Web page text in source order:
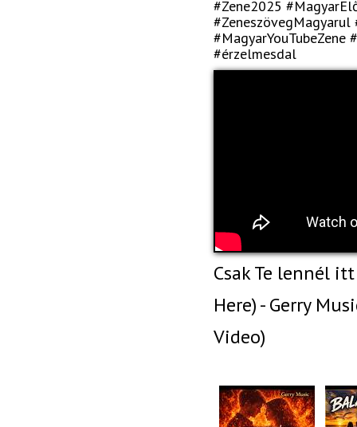
#Zene2025
#MagyarYouTubeZene
#érzelmesdal
Csak Te lennél
Here) - Gerry
Video)